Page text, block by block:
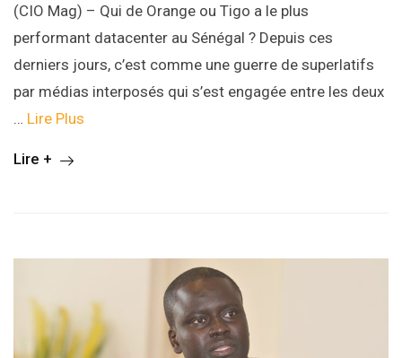
(CIO Mag) – Qui de Orange ou Tigo a le plus
performant datacenter au Sénégal ? Depuis ces
derniers jours, c’est comme une guerre de superlatifs
par médias interposés qui s’est engagée entre les deux
… Lire Plus
Lire +